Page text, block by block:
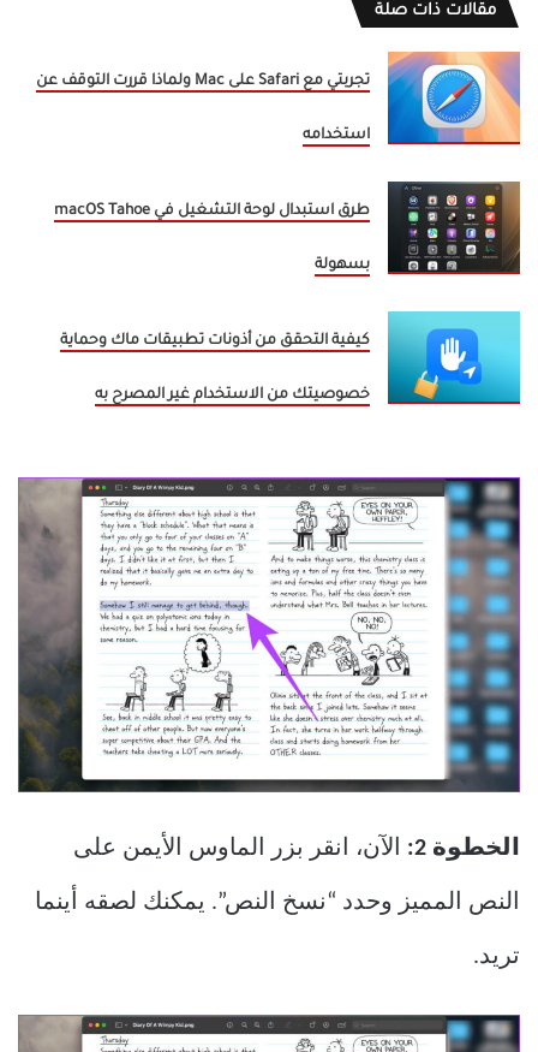
مقالات ذات صلة
تجربتي مع Safari على Mac ولماذا قررت التوقف عن
استخدامه
طرق استبدال لوحة التشغيل في macOS Tahoe
بسهولة
كيفية التحقق من أذونات تطبيقات ماك وحماية
خصوصيتك من الاستخدام غير المصرح به
الخطوة 2: الآن، انقر بزر الماوس الأيمن على
النص المميز وحدد “نسخ النص”. يمكنك لصقه أينما
تريد.